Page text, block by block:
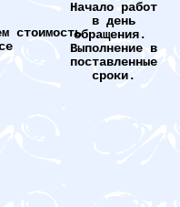
стоимость
Начало работ
в день
обращения.
Выполнение в
поставленные
сроки.